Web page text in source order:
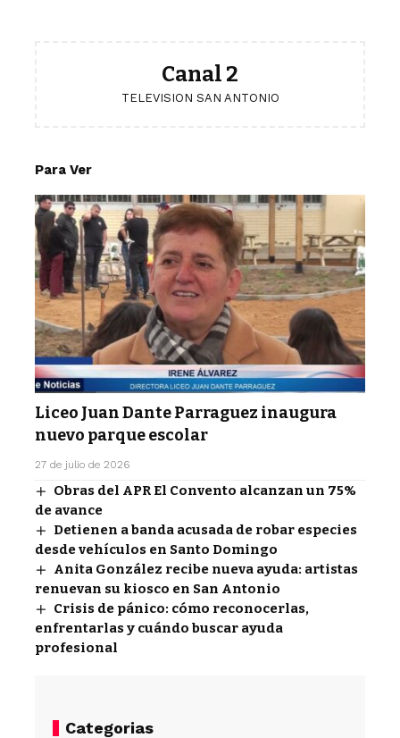
Canal 2
TELEVISION SAN ANTONIO
Para Ver
Liceo Juan Dante Parraguez inaugura
nuevo parque escolar
27 de julio de 2026
Obras del APR El Convento alcanzan un 75%
de avance
Detienen a banda acusada de robar especies
desde vehículos en Santo Domingo
Anita González recibe nueva ayuda: artistas
renuevan su kiosco en San Antonio
Crisis de pánico: cómo reconocerlas,
enfrentarlas y cuándo buscar ayuda
profesional
Categorias